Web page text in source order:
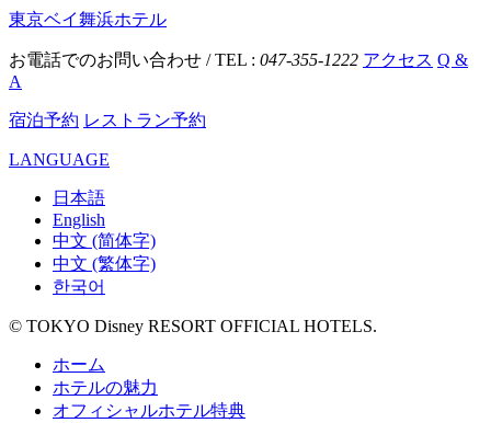
東京ベイ舞浜ホテル
お電話でのお問い合わせ / TEL : 047-355-1222 アクセス Q &
A
宿泊予約 レストラン予約
LANGUAGE
日本語
English
中文 (简体字)
中文 (繁体字)
한국어
© TOKYO Disney RESORT OFFICIAL HOTELS.
ホーム
ホテルの魅力
オフィシャルホテル特典